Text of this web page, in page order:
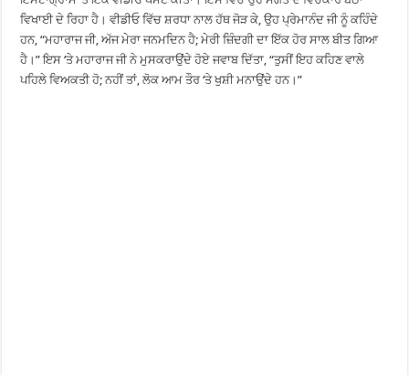
ਵਿਖਾਈ ਦੇ ਰਿਹਾ ਹੈ। ਵੀਡੀਓ ਵਿੱਚ ਸ਼ਰਧਾ ਨਾਲ ਹੱਥ ਜੋੜ ਕੇ, ਉਹ ਪ੍ਰੇਮਾਨੰਦ ਜੀ ਨੂੰ ਕਹਿੰਦੇ
ਹਨ, “ਮਹਾਰਾਜ ਜੀ, ਅੱਜ ਮੇਰਾ ਜਨਮਦਿਨ ਹੈ; ਮੇਰੀ ਜ਼ਿੰਦਗੀ ਦਾ ਇੱਕ ਹੋਰ ਸਾਲ ਬੀਤ ਗਿਆ
ਹੈ।” ਇਸ ‘ਤੇ ਮਹਾਰਾਜ ਜੀ ਨੇ ਮੁਸਕਰਾਉਂਦੇ ਹੋਏ ਜਵਾਬ ਦਿੱਤਾ, “ਤੁਸੀਂ ਇਹ ਕਹਿਣ ਵਾਲੇ
ਪਹਿਲੇ ਵਿਅਕਤੀ ਹੋ; ਨਹੀਂ ਤਾਂ, ਲੋਕ ਆਮ ਤੌਰ ‘ਤੇ ਖੁਸ਼ੀ ਮਨਾਉਂਦੇ ਹਨ।”